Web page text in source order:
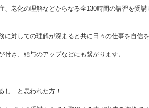
、老化の理解などからなる全130時間の講習を受
に対しての理解が深まると共に日々の仕事を自信
き、給与のアップなどにも繋がります。
し…と思われた方！